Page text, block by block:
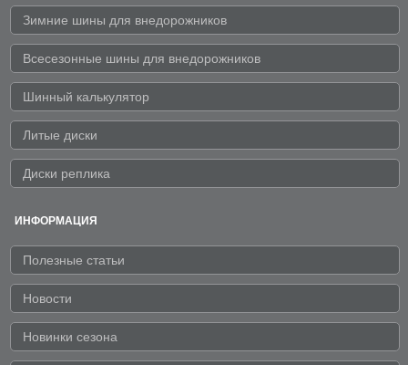
Зимние шины для внедорожников
Всесезонные шины для внедорожников
Шинный калькулятор
Литые диски
Диски реплика
ИНФОРМАЦИЯ
Полезные статьи
Новости
Новинки сезона